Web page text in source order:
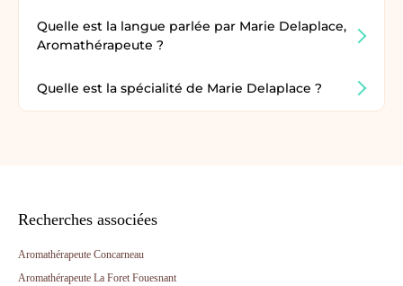
Quelle est la langue parlée par Marie Delaplace,
Aromathérapeute ?
Quelle est la spécialité de Marie Delaplace ?
Recherches associées
Aromathérapeute Concarneau
Aromathérapeute La Foret Fouesnant